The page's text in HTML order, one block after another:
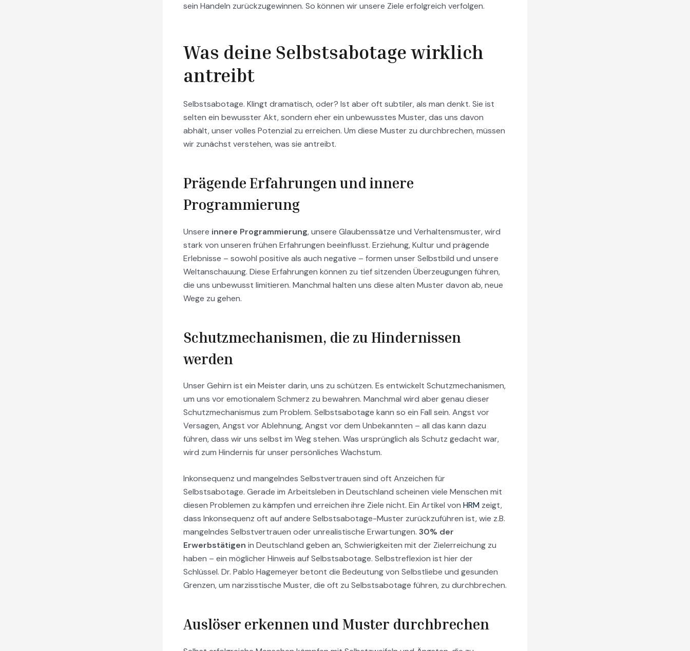
sein Handeln zurückzugewinnen. So können wir unsere Ziele erfolgreich verfolgen.
Was deine Selbstsabotage wirklich
antreibt
Selbstsabotage. Klingt dramatisch, oder? Ist aber oft subtiler, als man denkt. Sie ist
selten ein bewusster Akt, sondern eher ein unbewusstes Muster, das uns davon
abhält, unser volles Potenzial zu erreichen. Um diese Muster zu durchbrechen, müssen
wir zunächst verstehen, was sie antreibt.
Prägende Erfahrungen und innere
Programmierung
Unsere innere Programmierung, unsere Glaubenssätze und Verhaltensmuster, wird
stark von unseren frühen Erfahrungen beeinflusst. Erziehung, Kultur und prägende
Erlebnisse – sowohl positive als auch negative – formen unser Selbstbild und unsere
Weltanschauung. Diese Erfahrungen können zu tief sitzenden Überzeugungen führen,
die uns unbewusst limitieren. Manchmal halten uns diese alten Muster davon ab, neue
Wege zu gehen.
Schutzmechanismen, die zu Hindernissen
werden
Unser Gehirn ist ein Meister darin, uns zu schützen. Es entwickelt Schutzmechanismen,
um uns vor emotionalem Schmerz zu bewahren. Manchmal wird aber genau dieser
Schutzmechanismus zum Problem. Selbstsabotage kann so ein Fall sein. Angst vor
Versagen, Angst vor Ablehnung, Angst vor dem Unbekannten – all das kann dazu
führen, dass wir uns selbst im Weg stehen. Was ursprünglich als Schutz gedacht war,
wird zum Hindernis für unser persönliches Wachstum.
Inkonsequenz und mangelndes Selbstvertrauen sind oft Anzeichen für
Selbstsabotage. Gerade im Arbeitsleben in Deutschland scheinen viele Menschen mit
diesen Problemen zu kämpfen und erreichen ihre Ziele nicht. Ein Artikel von HRM zeigt,
dass Inkonsequenz oft auf andere Selbstsabotage-Muster zurückzuführen ist, wie z.B.
mangelndes Selbstvertrauen oder unrealistische Erwartungen. 30% der
Erwerbstätigen in Deutschland geben an, Schwierigkeiten mit der Zielerreichung zu
haben – ein möglicher Hinweis auf Selbstsabotage. Selbstreflexion ist hier der
Schlüssel. Dr. Pablo Hagemeyer betont die Bedeutung von Selbstliebe und gesunden
Grenzen, um narzisstische Muster, die oft zu Selbstsabotage führen, zu durchbrechen.
Auslöser erkennen und Muster durchbrechen